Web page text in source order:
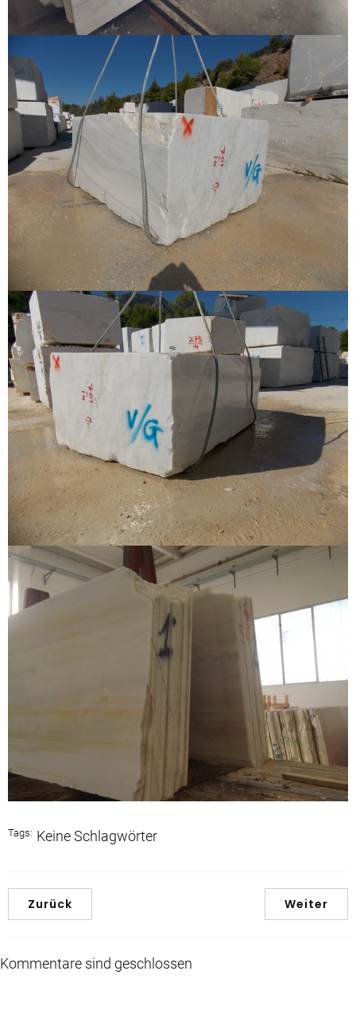
Tags: Keine Schlagwörter
Zurück Weiter
Kommentare sind geschlossen